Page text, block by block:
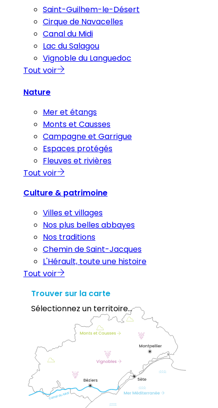
Saint-Guilhem-le-Désert
Cirque de Navacelles
Canal du Midi
Lac du Salagou
Vignoble du Languedoc
Tout voir
Nature
Mer et étangs
Monts et Causses
Campagne et Garrigue
Espaces protégés
Fleuves et rivières
Tout voir
Culture & patrimoine
Villes et villages
Nos plus belles abbayes
Nos traditions
Chemin de Saint-Jacques
L'Hérault, toute une histoire
Tout voir
Trouver sur la carte
Sélectionnez un territoire...